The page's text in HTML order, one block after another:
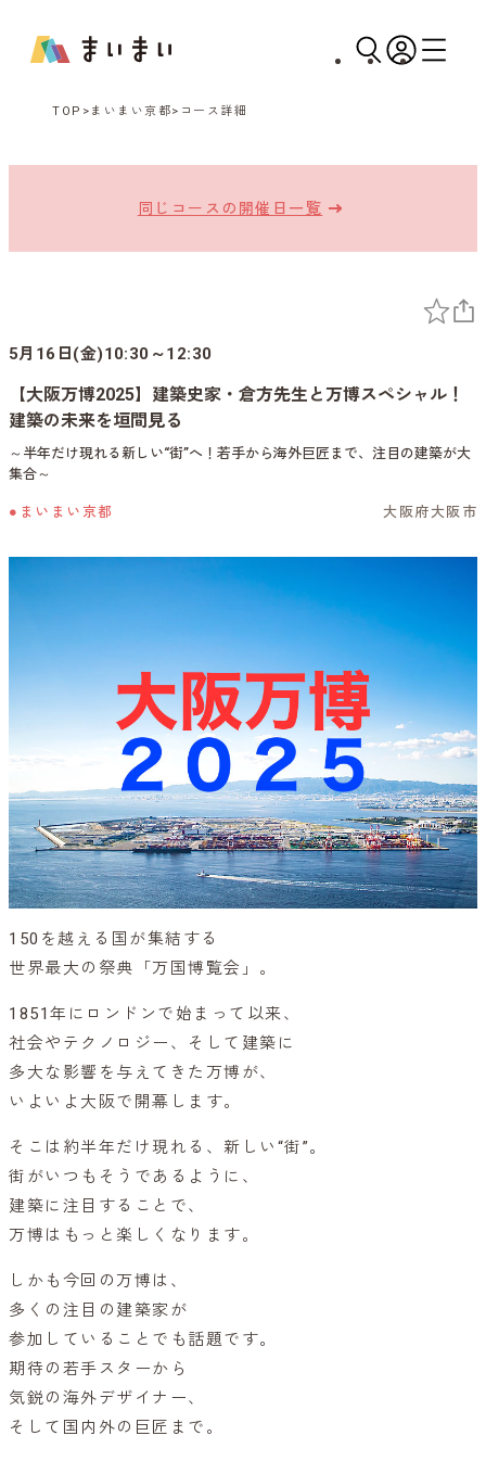
TOP まいまい京都 コース詳細
同じコースの開催日一覧
5月16日(金)10:30～12:30
【大阪万博2025】建築史家・倉方先生と万博スペシャル！
建築の未来を垣間見る
～半年だけ現れる新しい“街”へ！若手から海外巨匠まで、注目の建築が大
集合～
●まいまい京都 大阪府大阪市
150を越える国が集結する
世界最大の祭典「万国博覧会」。
1851年にロンドンで始まって以来、
社会やテクノロジー、そして建築に
多大な影響を与えてきた万博が、
いよいよ大阪で開幕します。
そこは約半年だけ現れる、新しい“街”。
街がいつもそうであるように、
建築に注目することで、
万博はもっと楽しくなります。
しかも今回の万博は、
多くの注目の建築家が
参加していることでも話題です。
期待の若手スターから
気鋭の海外デザイナー、
そして国内外の巨匠まで。